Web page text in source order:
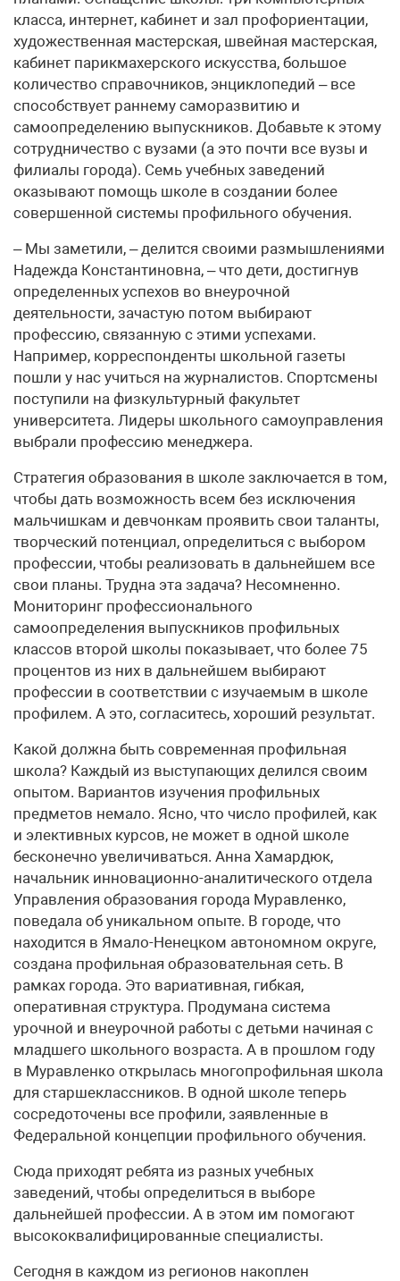
класса, интернет, кабинет и зал профориентации,
художественная мастерская, швейная мастерская,
кабинет парикмахерского искусства, большое
количество справочников, энциклопедий – все
способствует раннему саморазвитию и
самоопределению выпускников. Добавьте к этому
сотрудничество с вузами (а это почти все вузы и
филиалы города). Семь учебных заведений
оказывают помощь школе в создании более
совершенной системы профильного обучения.
– Мы заметили, – делится своими размышлениями
Надежда Константиновна, – что дети, достигнув
определенных успехов во внеурочной
деятельности, зачастую потом выбирают
профессию, связанную с этими успехами.
Например, корреспонденты школьной газеты
пошли у нас учиться на журналистов. Спортсмены
поступили на физкультурный факультет
университета. Лидеры школьного самоуправления
выбрали профессию менеджера.
Стратегия образования в школе заключается в том,
чтобы дать возможность всем без исключения
мальчишкам и девчонкам проявить свои таланты,
творческий потенциал, определиться с выбором
профессии, чтобы реализовать в дальнейшем все
свои планы. Трудна эта задача? Несомненно.
Мониторинг профессионального
самоопределения выпускников профильных
классов второй школы показывает, что более 75
процентов из них в дальнейшем выбирают
профессии в соответствии с изучаемым в школе
профилем. А это, согласитесь, хороший результат.
Какой должна быть современная профильная
школа? Каждый из выступающих делился своим
опытом. Вариантов изучения профильных
предметов немало. Ясно, что число профилей, как
и элективных курсов, не может в одной школе
бесконечно увеличиваться. Анна Хамардюк,
начальник инновационно-аналитического отдела
Управления образования города Муравленко,
поведала об уникальном опыте. В городе, что
находится в Ямало-Ненецком автономном округе,
создана профильная образовательная сеть. В
рамках города. Это вариативная, гибкая,
оперативная структура. Продумана система
урочной и внеурочной работы с детьми начиная с
младшего школьного возраста. А в прошлом году
в Муравленко открылась многопрофильная школа
для старшеклассников. В одной школе теперь
сосредоточены все профили, заявленные в
Федеральной концепции профильного обучения.
Сюда приходят ребята из разных учебных
заведений, чтобы определиться в выборе
дальнейшей профессии. А в этом им помогают
высококвалифицированные специалисты.
Сегодня в каждом из регионов накоплен